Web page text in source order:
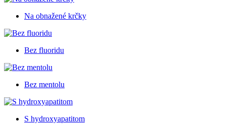
Na obnažené krčky
Bez fluoridu
Bez mentolu
S hydroxyapatitom